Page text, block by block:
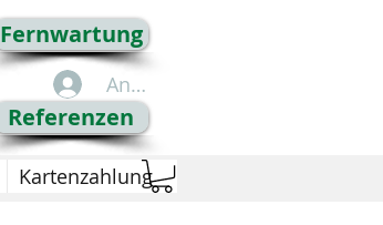
Fernwartung
Referenzen
Anmelden
Kartenzahlung